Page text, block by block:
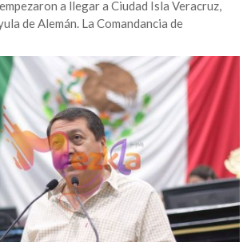
a llegar a Ciudad Isla Veracruz,
de Alemán. La Comandancia de